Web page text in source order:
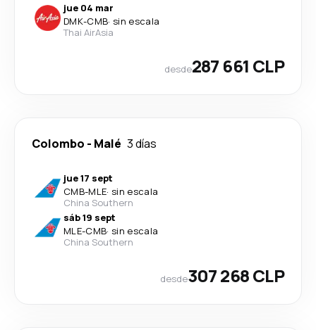
jue 04 mar
DMK-CMB· sin escala
Thai AirAsia
desde287 661 CLP
Colombo - Malé 3 días
jue 17 sept
CMB-MLE· sin escala
China Southern
sáb 19 sept
MLE-CMB· sin escala
China Southern
desde307 268 CLP